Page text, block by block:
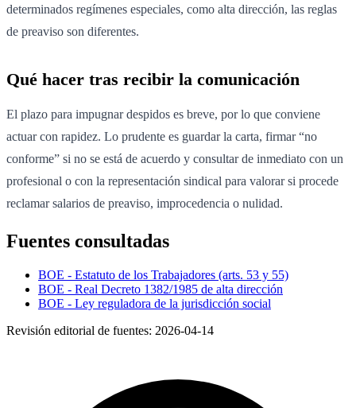
determinados regímenes especiales, como alta dirección, las reglas
de preaviso son diferentes.
Qué hacer tras recibir la comunicación
El plazo para impugnar despidos es breve, por lo que conviene
actuar con rapidez. Lo prudente es guardar la carta, firmar “no
conforme” si no se está de acuerdo y consultar de inmediato con un
profesional o con la representación sindical para valorar si procede
reclamar salarios de preaviso, improcedencia o nulidad.
Fuentes consultadas
BOE - Estatuto de los Trabajadores (arts. 53 y 55)
BOE - Real Decreto 1382/1985 de alta dirección
BOE - Ley reguladora de la jurisdicción social
Revisión editorial de fuentes: 2026-04-14